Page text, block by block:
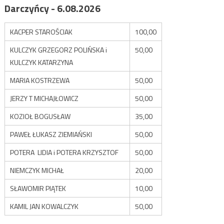
Darczyńcy - 6.08.2026
KACPER STAROŚCIAK
100,00
KULCZYK GRZEGORZ POLIŃSKA i
KULCZYK KATARZYNA
50,00
MARIA KOSTRZEWA
50,00
JERZY T MICHAJŁOWICZ
50,00
KOZIOŁ BOGUSŁAW
35,00
PAWEŁ ŁUKASZ ZIEMIAŃSKI
50,00
POTERA LIDIA i POTERA KRZYSZTOF
50,00
NIEMCZYK MICHAŁ
20,00
SŁAWOMIR PIĄTEK
10,00
KAMIL JAN KOWALCZYK
50,00